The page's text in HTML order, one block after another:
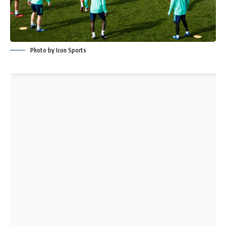
Photo by Icon Sports